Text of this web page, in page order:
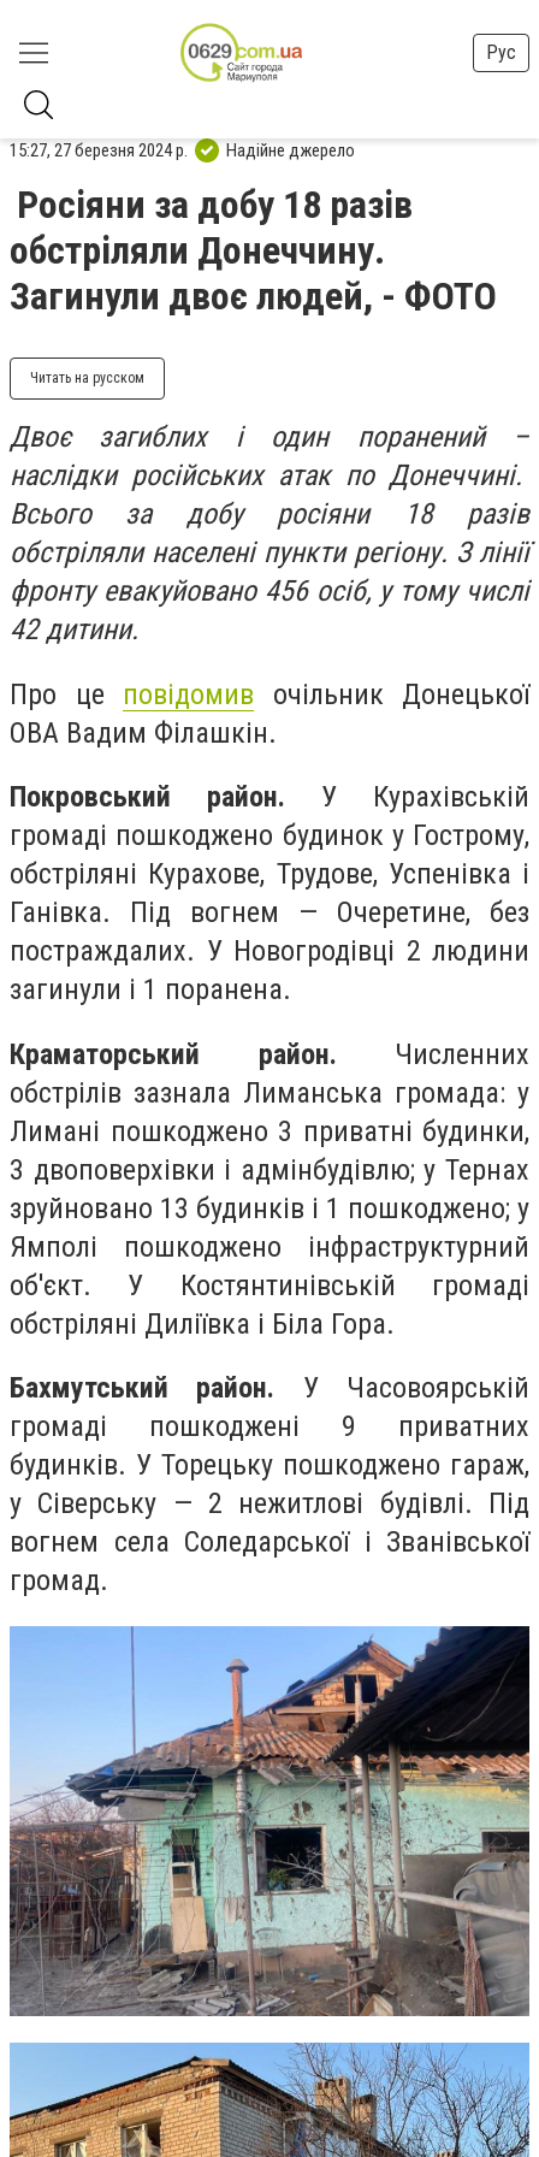
Рус
15:27, 27 березня 2024 р. Надійне джерело
Росіяни за добу 18 разів
обстріляли Донеччину.
Загинули двоє людей, - ФОТО
Читать на русском
Двоє загиблих і один поранений –
наслідки російських атак по Донеччині.
Всього за добу росіяни 18 разів
обстріляли населені пункти регіону. З лінії
фронту евакуйовано 456 осіб, у тому числі
42 дитини.
Про це повідомив очільник Донецької
ОВА Вадим Філашкін.
Покровський район. У Курахівській
громаді пошкоджено будинок у Гострому,
обстріляні Курахове, Трудове, Успенівка і
Ганівка. Під вогнем — Очеретине, без
постраждалих. У Новогродівці 2 людини
загинули і 1 поранена.
Краматорський район. Численних
обстрілів зазнала Лиманська громада: у
Лимані пошкоджено 3 приватні будинки,
3 двоповерхівки і адмінбудівлю; у Тернах
зруйновано 13 будинків і 1 пошкоджено; у
Ямполі пошкоджено інфраструктурний
об'єкт. У Костянтинівській громаді
обстріляні Диліївка і Біла Гора.
Бахмутський район. У Часовоярській
громаді пошкоджені 9 приватних
будинків. У Торецьку пошкоджено гараж,
у Сіверську — 2 нежитлові будівлі. Під
вогнем села Соледарської і Званівської
громад.